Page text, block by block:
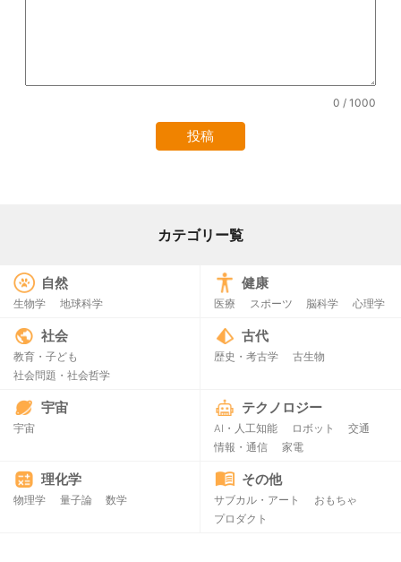
0 / 1000
カテゴリー覧
自然
生物学 地球科学
健康
医療 スポーツ 脳科学 心理学
社会
教育・子ども
社会問題・社会哲学
古代
歴史・考古学 古生物
宇宙
宇宙
テクノロジー
AI・人工知能 ロボット
交通
情報・通信
家電
理化学
物理学 量子論 数学
その他
サブカル・アート
おもちゃ
プロダクト